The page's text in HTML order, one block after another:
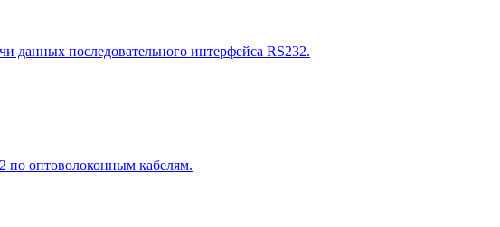
данных последовательного интерфейса RS232.
по оптоволоконным кабелям.